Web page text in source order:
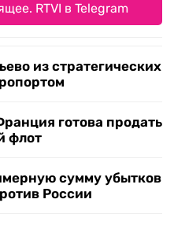
RTVI в Telegram
из стратегических
готова продать
флот
сумму убытков
России